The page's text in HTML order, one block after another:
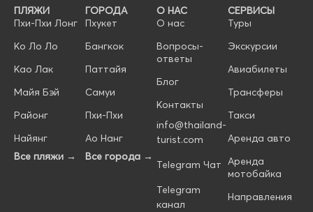
ПЛЯЖИ
Пхи-Пхи Лонг
Ко Ло Ло
Као Лак
Майя Бэй
Районг
Найянг
Все пляжи →
ГОРОДА
Пхукет
Бангкок
Паттайя
Самуи
Пхи-Пхи
Ао Нанг
Все города →
О НАС
О нас
Вопросы-
ответы
Блог
Контакты
info@thailand-
turist.com
Telegram Чат
Telegram
канал
СЕРВИСЫ
Туры
Экскурсии
Авиабилеты
Трансферы
Такси
Аренда авто
Аренда
мотобайка
Направления